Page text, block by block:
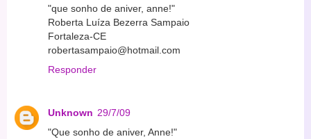
"que sonho de aniver, anne!"
Roberta Luíza Bezerra Sampaio
Fortaleza-CE
robertasampaio@hotmail.com
Responder
Unknown 29/7/09
"Que sonho de aniver, Anne!"